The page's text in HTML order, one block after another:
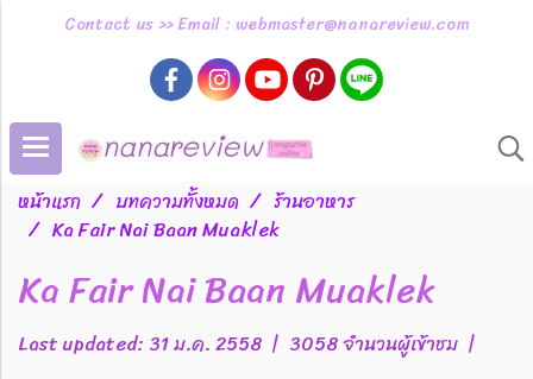
Contact us >> Email : webmaster@nanareview.com
หน้าแรก บทความทั้งหมด
ร้านอาหาร
Ka Fair Nai Baan Muaklek
Ka Fair Nai Baan Muaklek
Last updated: 31 ม.ค. 2558 | 3058 จำนวนผู้เข้าชม |